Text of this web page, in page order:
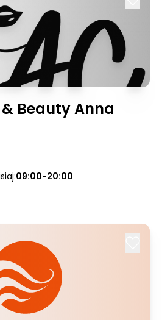
Beauty Anna
09:00-20:00